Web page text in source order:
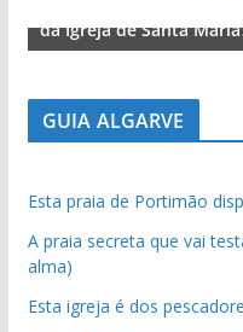
da Igreja de Santa
GUIA ALGARVE
Esta praia de Portimão
A praia secreta que vai
alma)
Esta igreja é dos